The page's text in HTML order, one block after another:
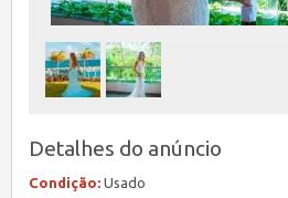
Detalhes do anúncio
Condição: Usado